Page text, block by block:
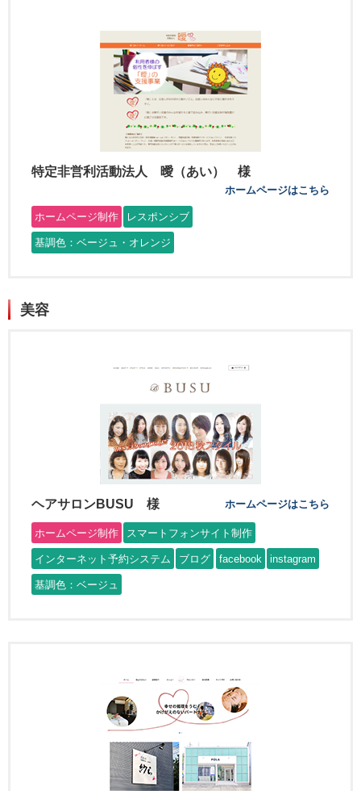
特定非営利活動法人 曖（あい） 様
ホームページはこちら
ホームページ制作 レスポンシブ
基調色：ベージュ・オレンジ
美容
ヘアサロンBUSU 様 ホームページはこちら
ホームページ制作 スマートフォンサイト制作
インターネット予約システム ブログ facebook instagram
基調色：ベージュ